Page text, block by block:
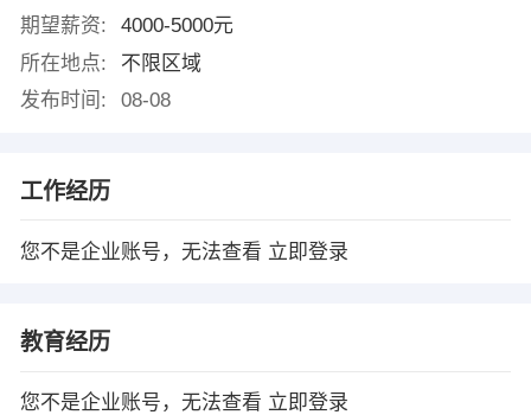
期望薪资:
4000-5000元
所在地点:
不限区域
发布时间:
08-08
工作经历
您不是企业账号，无法查看 立即登录
教育经历
您不是企业账号，无法查看 立即登录